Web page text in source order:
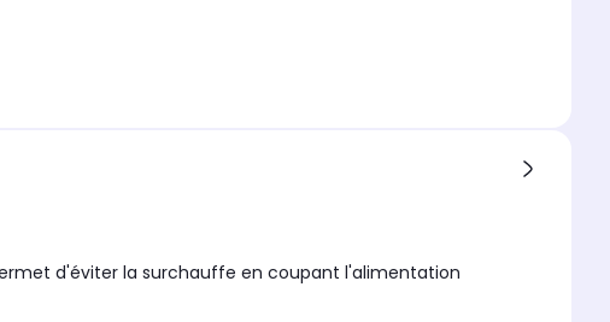
d'éviter la surchauffe en coupant l'alimentation